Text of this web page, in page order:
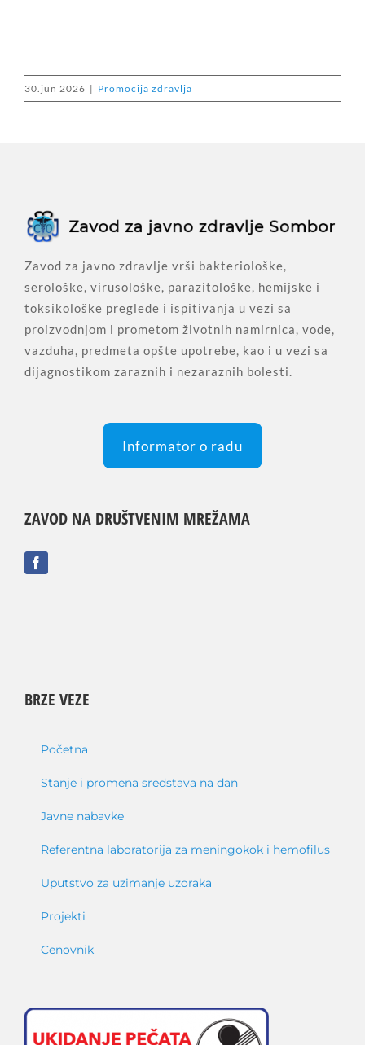
30.jun 2026 | Promocija zdravlja
Zavod za javno zdravlje vrši bakteriološke,
serološke, virusološke, parazitološke, hemijske i
toksikološke preglede i ispitivanja u vezi sa
proizvodnjom i prometom životnih namirnica, vode,
vazduha, predmeta opšte upotrebe, kao i u vezi sa
dijagnostikom zaraznih i nezaraznih bolesti.
Informator o radu
ZAVOD NA DRUŠTVENIM MREŽAMA
BRZE VEZE
Početna
Stanje i promena sredstava na dan
Javne nabavke
Referentna laboratorija za meningokok i hemofilus
Uputstvo za uzimanje uzoraka
Projekti
Cenovnik